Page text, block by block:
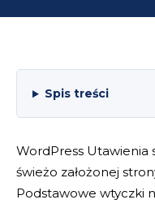
Spis treści
WordPress Utawienia
świeżo założonej
Podstawowe wtyczki